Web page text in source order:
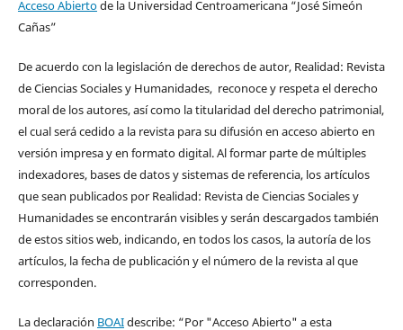
Acceso Abiertode la Universidad Centroamericana “José Simeón
Cañas”
De acuerdo con la legislación de derechos de autor, Realidad: Revista
de Ciencias Sociales y Humanidades, reconoce y respeta el derecho
moral de los autores, así como la titularidad del derecho patrimonial,
el cual será cedido a la revista para su difusión en acceso abierto en
versión impresa y en formato digital. Al formar parte de múltiples
indexadores, bases de datos y sistemas de referencia, los artículos
que sean publicados por Realidad: Revista de Ciencias Sociales y
Humanidades se encontrarán visibles y serán descargados también
de estos sitios web, indicando, en todos los casos, la autoría de los
artículos, la fecha de publicación y el número de la revista al que
corresponden.
La declaración BOAIdescribe: “Por "Acceso Abierto" a esta